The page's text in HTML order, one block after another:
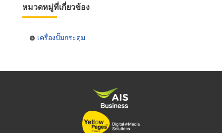
หมวดหมู่ที่เกี่ยวข้อง
เครื่องปั๊มกระดุม